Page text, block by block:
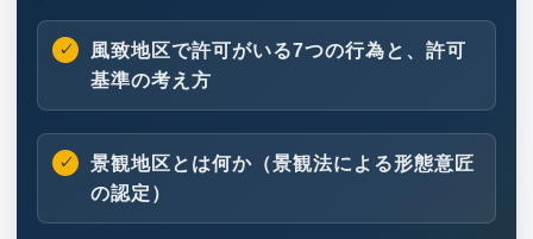
風致地区で許可がいる7つの行為と、許可
基準の考え方
景観地区とは何か（景観法による形態意匠
の認定）